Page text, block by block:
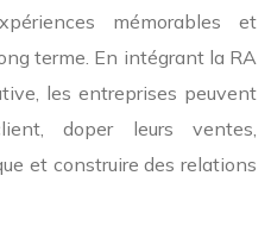
mémorables et
terme. En intégrant la RA
les entreprises peuvent
doper leurs ventes,
et construire des relations